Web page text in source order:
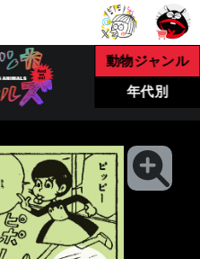
動物ジャンル
年代別